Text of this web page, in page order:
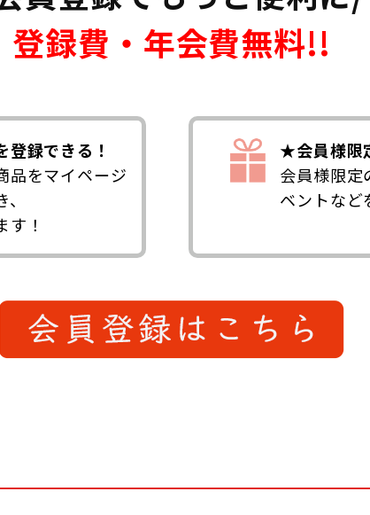
登録費・年会費無料!!
録できる！
品をマイページ
！
★会員様限
会員様限定
ベントなど